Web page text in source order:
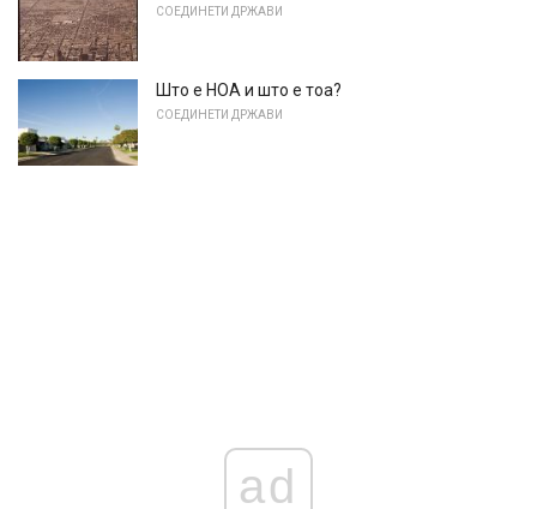
СОЕДИНЕТИ ДРЖАВИ
Што е HOA и што е тоа?
СОЕДИНЕТИ ДРЖАВИ
ad